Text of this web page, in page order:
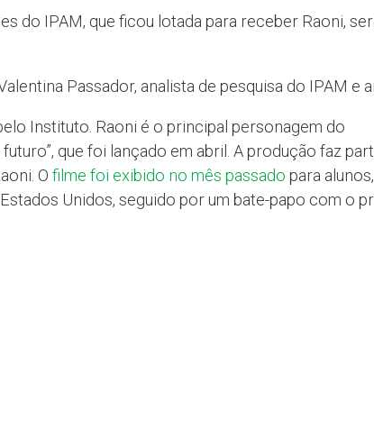
do IPAM, que ficou lotada para receber Raoni,
Passador, analista de pesquisa do IPAM e
Instituto. Raoni é o principal personagem do
que foi lançado em abril. A produção faz
O filme foi exibido no mês passado para alunos,
Unidos, seguido por um bate-papo com o